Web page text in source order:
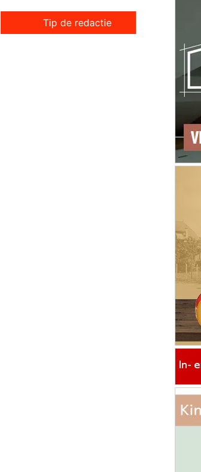
Tip de redactie